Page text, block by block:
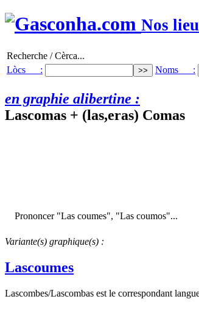
Nos
Recherche / Cèrca...
Lòcs :
Noms :
en graphie alibertine :
Lascomas + (las,eras) Comas
Prononcer "Las coumes", "Las coumos"...
Variante(s) graphique(s) :
Lascoumes
Lascombes/Lascombas est le correspondant